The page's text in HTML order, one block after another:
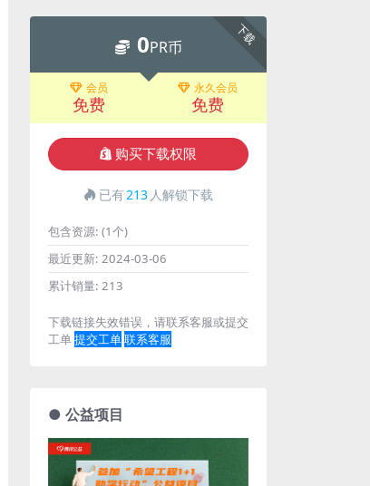
下载
0PR币
会员
免费
永久会员
免费
购买下载权限
已有213 人解锁下载
包含资源: (1个)
最近更新: 2024-03-06
累计销量: 213
下载链接失效错误，请联系客服或提交
工单提交工单联系客服
● 公益项目